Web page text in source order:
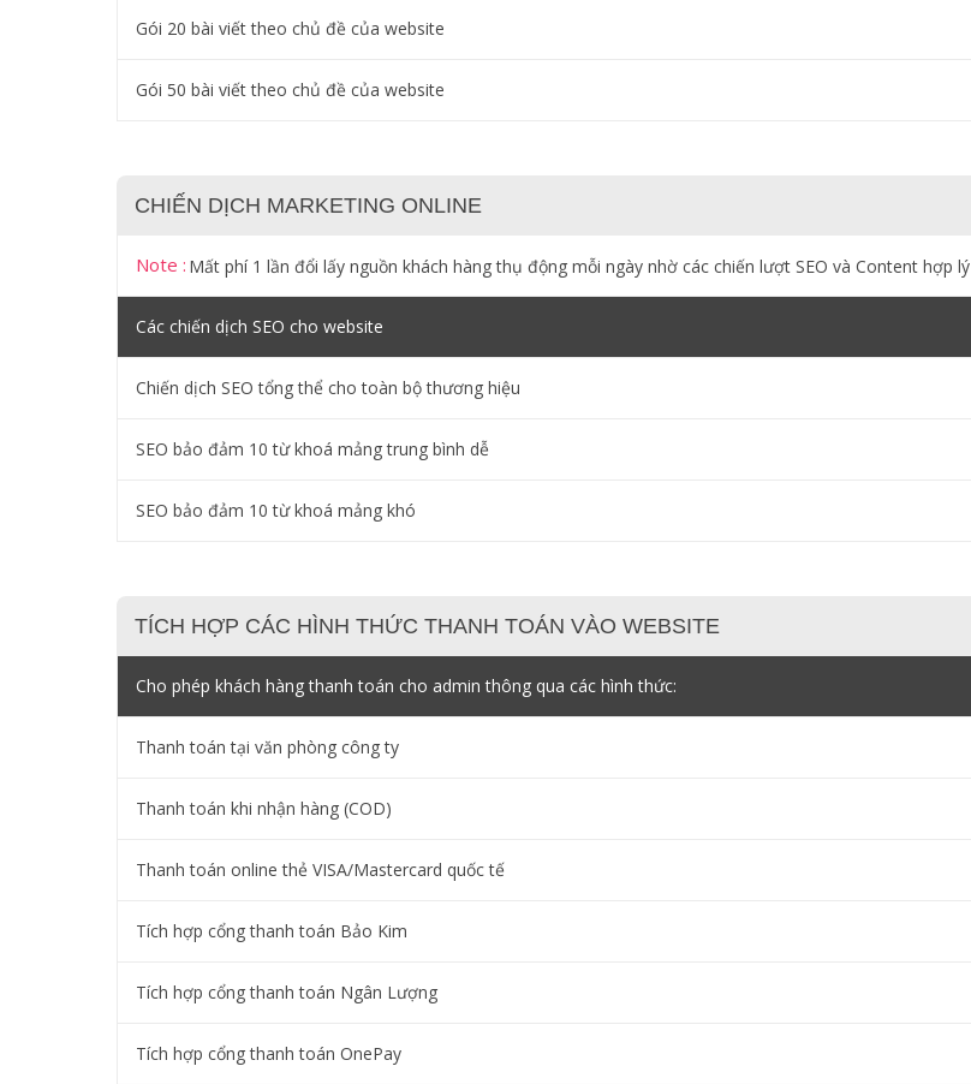
Gói 20 bài viết theo chủ đề của website
Gói 50 bài viết theo chủ đề của website
CHIẾN DỊCH MARKETING ONLINE
Note : Mất phí 1 lần đổi lấy nguồn khách hàng thụ động mỗi ngày nhờ các chiến lượt SEO và Content hợp lý
Các chiến dịch SEO cho website
Chiến dịch SEO tổng thể cho toàn bộ thương hiệu
SEO bảo đảm 10 từ khoá mảng trung bình dễ
SEO bảo đảm 10 từ khoá mảng khó
TÍCH HỢP CÁC HÌNH THỨC THANH TOÁN VÀO WEBSITE
Cho phép khách hàng thanh toán cho admin thông qua các hình thức:
Thanh toán tại văn phòng công ty
Thanh toán khi nhận hàng (COD)
Thanh toán online thẻ VISA/Mastercard quốc tế
Tích hợp cổng thanh toán Bảo Kim
Tích hợp cổng thanh toán Ngân Lượng
Tích hợp cổng thanh toán OnePay